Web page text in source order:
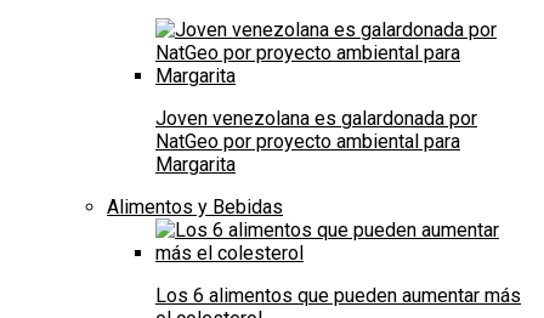
Joven venezolana es galardonada por
NatGeo por proyecto ambiental para
Margarita
Alimentos y Bebidas
Los 6 alimentos que pueden aumentar más